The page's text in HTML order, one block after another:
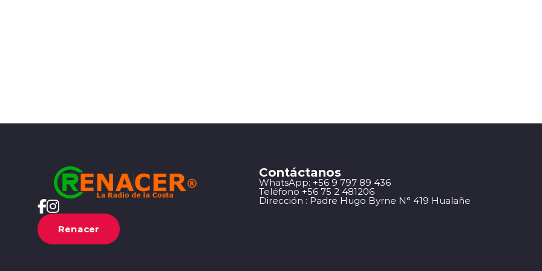
Renacer
Contáctanos
WhatsApp: +56 9 797 89 436
Teléfono +56 75 2 481206
Dirección : Padre Hugo Byrne N° 419 Hualañe